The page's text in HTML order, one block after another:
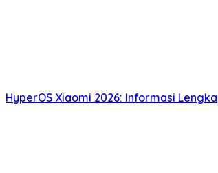
HyperOS Xiaomi 2026: Informasi